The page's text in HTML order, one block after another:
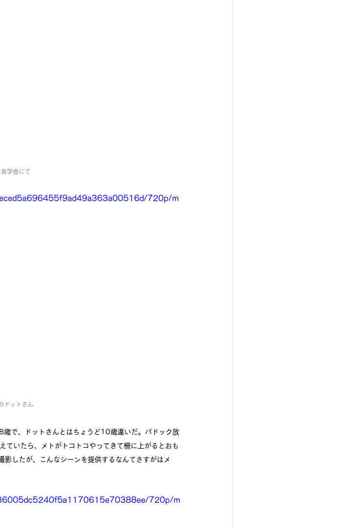
学会にて
720p/m
ドットさん
で、ドットさんとはちょうど10歳違いだ。パドック放
ていたら、メトがトコトコやってきて柵に上がるとおも
したが、こんなシーンを提供するなんてさすがはメ
720p/m